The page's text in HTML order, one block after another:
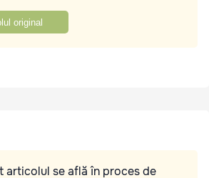
original
articolul se află în proces de